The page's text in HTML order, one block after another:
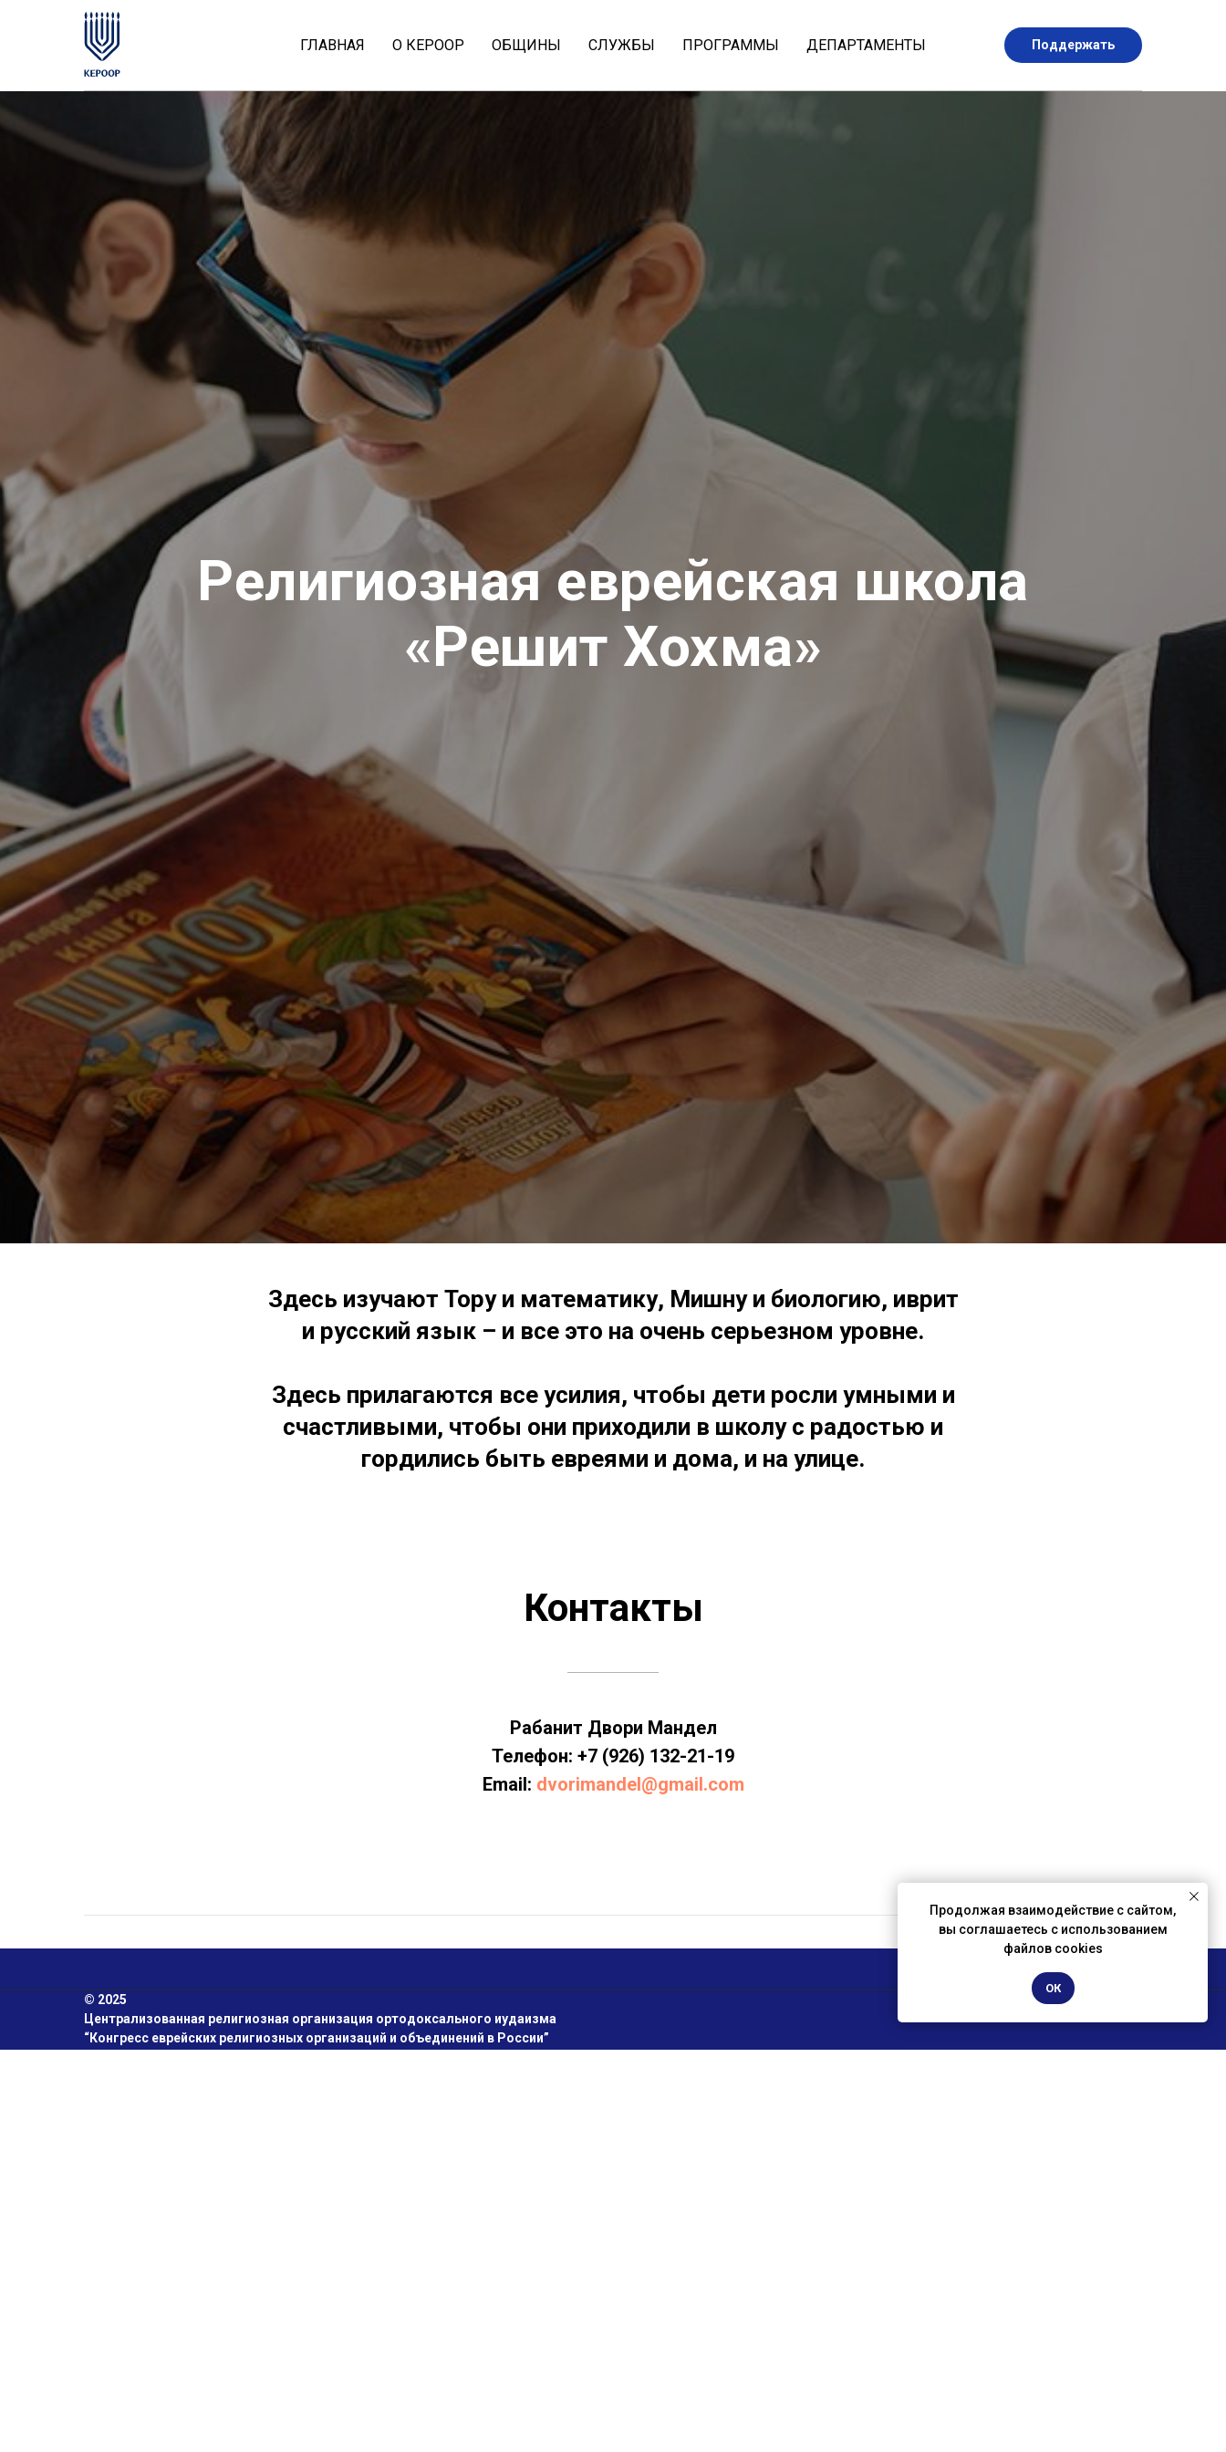
ГЛАВНАЯ О КЕРООР ОБЩИНЫ СЛУЖБЫ ПРОГРАММЫ ДЕПАРТАМЕНТЫ Поддержать
Религиозная еврейская школа
«Решит Хохма»
Здесь изучают Тору и математику, Мишну и биологию, иврит
и русский язык – и все это на очень серьезном уровне.
Здесь прилагаются все усилия, чтобы дети росли умными и
счастливыми, чтобы они приходили в школу с радостью и
гордились быть евреями и дома, и на улице.
Контакты
Рабанит Двори Мандел
Телефон: +7 (926) 132-21-19
Email: dvorimandel@gmail.com
© 2025
Централизованная религиозная организация ортодоксального иудаизма
“Конгресс еврейских религиозных организаций и объединений в России”
Продолжая взаимодействие с сайтом,
вы соглашаетесь с использованием
файлов cookies
ОК